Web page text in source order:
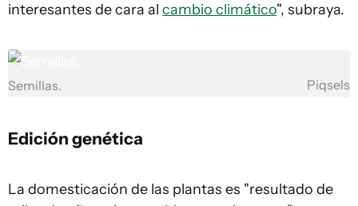
interesantes de cara al cambio climático", subraya.
Semillas. Piqsels
Edicióngenética
La domesticación de las plantas es "resultado de